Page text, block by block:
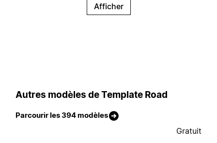
Afficher
Autres modèles de Template Road
Parcourir les 394 modèles
Gratuit